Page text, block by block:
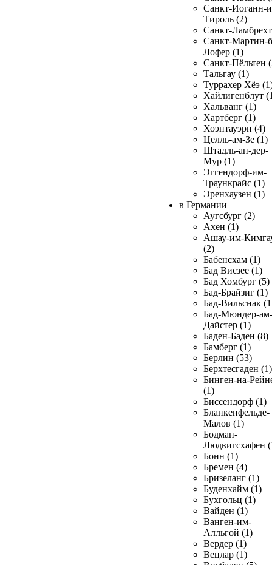
Санкт-Иоганн-
Тироль (2)
Санкт-
Санкт-Мартин-
Лофер (1)
Санкт-Пёльтен
Тальгау (1)
Туррахер Хёэ
Хайлигенблут
Хальванг (1)
Хартберг (1)
Хоэнтауэрн (4)
Целль-ам-Зе (1)
Штадль-ан-дер-
Мур (1)
Эггендорф-им-
Траункрайс (1)
Эренхаузен (1)
в Германии
Аугсбург (2)
Ахен (1)
Ашау-им-
(2)
Бабенсхам (1)
Бад Висзее (1)
Бад Хомбург (5)
Бад-Брайзиг (1)
Бад-Вильснак
Бад-Мюндер-ам-
Дайстер (1)
Баден-Баден (8)
Бамберг (1)
Берлин (53)
Берхтесгаден (1)
Бинген-на-
(1)
Биссендорф (1)
Бланкенфельде-
Малов (1)
Бодман-
Людвигсхафен
Бонн (1)
Бремен (4)
Бризеланг (1)
Буденхайм (1)
Бухгольц (1)
Вайден (1)
Ванген-им-
Алльгой (1)
Вердер (1)
Вецлар (1)